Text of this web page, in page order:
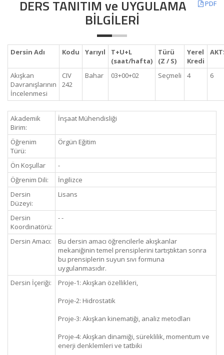
PDF
DERS TANITIM ve UYGULAMA
BİLGİLERİ
Dersin Adı Kodu Yarıyıl
T+U+L
(saat/hafta)
Türü
(Z / S)
Yerel
Kredi
Akışkan
Davranışlarının
İncelenmesi
CIV
242
Bahar 03+00+02 Seçmeli 4 6
Akademik
Birim:
İnşaat Mühendisliği
Öğrenim
Türü:
Örgün Eğitim
Ön Koşullar
-
Öğrenim Dili:
İngilizce
Dersin
Düzeyi:
Lisans
Dersin
Koordinatörü:
- -
Dersin Amacı:
Bu dersin amacı öğrencilerle akışkanlar
mekaniğinin temel prensiplerini tartıştıktan sonra
bu prensiplerin suyun sıvı formuna
uygulanmasıdır.
Dersin İçeriği:
Proje-1: Akışkan özellikleri,
Proje-2: Hidrostatik
Proje-3: Akışkan kinematiği, analiz metodları
Proje-4: Akışkan dinamiği, süreklilik, momentum ve
enerji denklemleri ve tatbiki